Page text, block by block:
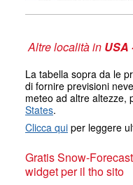
Altre località in USA
La tabella sopra da le
di fornire previsioni
meteo ad altre altezze,
States.
Clicca qui per leggere
Gratis Snow-
widget per il tho sito